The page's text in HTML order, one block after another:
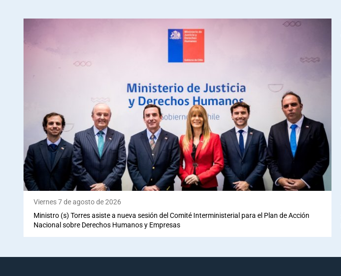
Viernes 7 de agosto de 2026
Ministro (s) Torres asiste a nueva sesión del Comité Interministerial para el Plan de Acción
Nacional sobre Derechos Humanos y Empresas